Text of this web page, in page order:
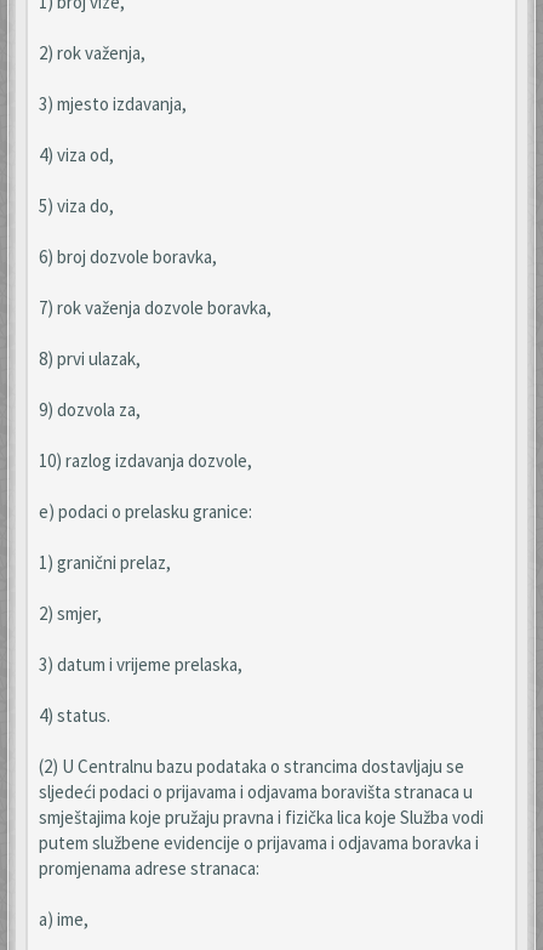
2) rok važenja,
3) mjesto izdavanja,
4) viza od,
5) viza do,
6) broj dozvole boravka,
7) rok važenja dozvole boravka,
8) prvi ulazak,
9) dozvola za,
10) razlog izdavanja dozvole,
e) podaci o prelasku granice:
1) granični prelaz,
2) smjer,
3) datum i vrijeme prelaska,
4) status.
(2) U Centralnu bazu podataka o strancima dostavljaju se
sljedeći podaci o prijavama i odjavama boravišta stranaca u
smještajima koje pružaju pravna i fizička lica koje Služba vodi
putem službene evidencije o prijavama i odjavama boravka i
promjenama adrese stranaca:
a) ime,